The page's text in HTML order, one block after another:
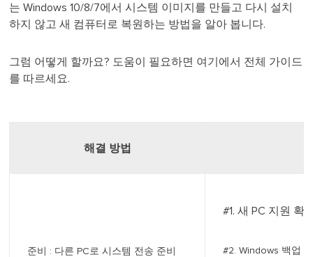
는 Windows 10/8/7에서 시스템 이미지를 만들고 다시 설치
하지 않고 새 컴퓨터로 복원하는 방법을 알아 봅니다.
그럼 어떻게 할까요? 도움이 필요하면 여기에서 전체 가이드
를 따르세요.
해결 방법
준비 : 다른 PC로 시스템 전송 준비
#1. 새 PC 지원 확
#2. Windows 백업